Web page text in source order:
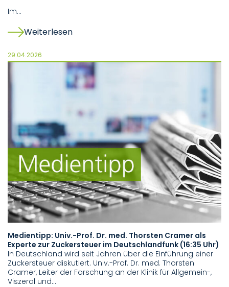
Im…
Weiterlesen
29.04.2026
Medientipp: Univ.-Prof. Dr. med. Thorsten Cramer als
Experte zur Zuckersteuer im Deutschlandfunk (16:35 Uhr)
In Deutschland wird seit Jahren über die Einführung einer
Zuckersteuer diskutiert. Univ.-Prof. Dr. med. Thorsten
Cramer, Leiter der Forschung an der Klinik für Allgemein-,
Viszeral und…